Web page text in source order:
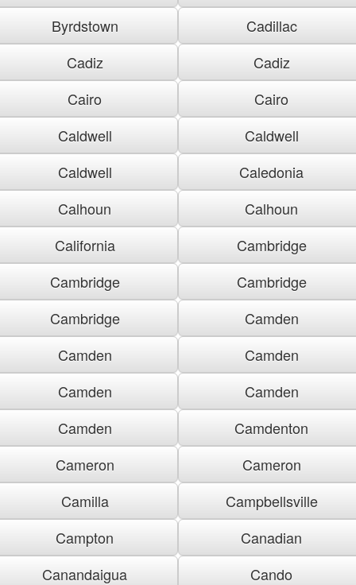
Byrdstown
Cadillac
Cadiz
Cadiz
Cairo
Cairo
Caldwell
Caldwell
Caldwell
Caledonia
Calhoun
Calhoun
California
Cambridge
Cambridge
Cambridge
Cambridge
Camden
Camden
Camden
Camden
Camden
Camden
Camdenton
Cameron
Cameron
Camilla
Campbellsville
Campton
Canadian
Canandaigua
Cando